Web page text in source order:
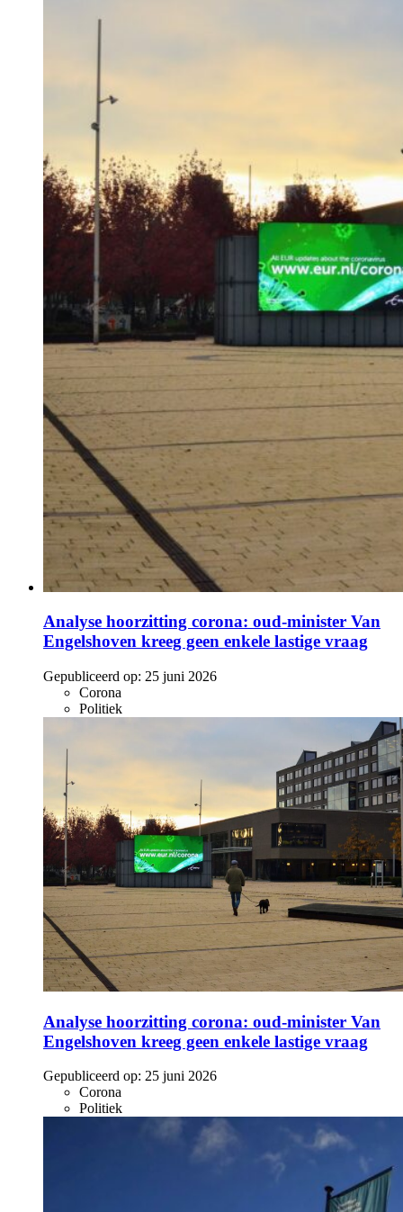
Analyse hoorzitting corona: oud-minister Van
Engelshoven kreeg geen enkele lastige vraag
Gepubliceerd op: 25 juni 2026
Corona
Politiek
Analyse hoorzitting corona: oud-minister Van
Engelshoven kreeg geen enkele lastige vraag
Gepubliceerd op: 25 juni 2026
Corona
Politiek